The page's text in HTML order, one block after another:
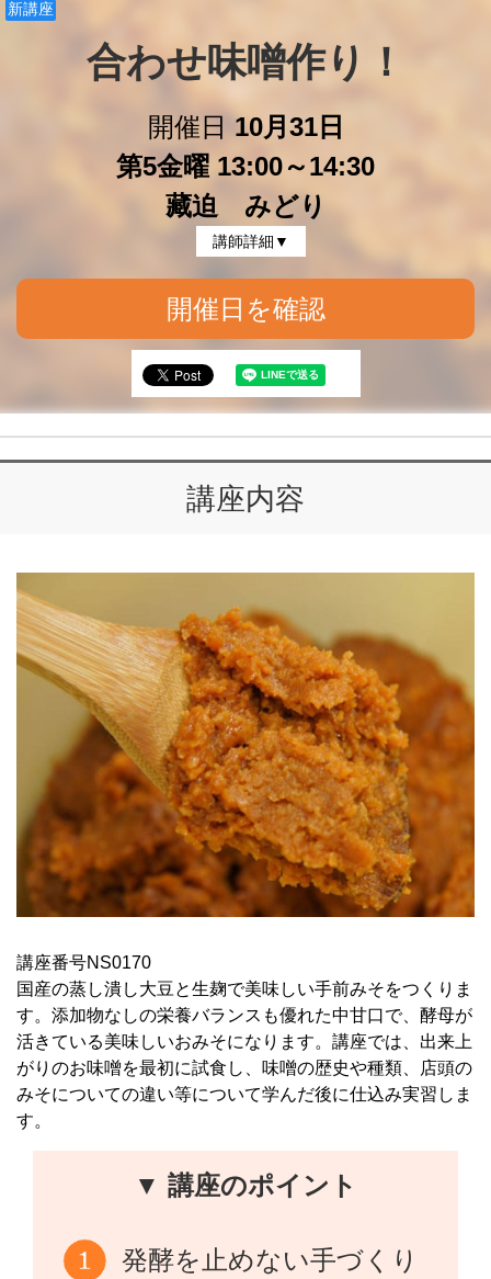
新講座
合わせ味噌作り！
開催日 10月31日
第5金曜 13:00～14:30
藏迫 みどり
講師詳細▼
開催日を確認
講座内容
講座番号NS0170
国産の蒸し潰し大豆と生麹で美味しい手前みそをつくりま
す。添加物なしの栄養バランスも優れた中甘口で、酵母が
活きている美味しいおみそになります。講座では、出来上
がりのお味噌を最初に試食し、味噌の歴史や種類、店頭の
みそについての違い等について学んだ後に仕込み実習しま
す。
▼ 講座のポイント
発酵を止めない手づくり